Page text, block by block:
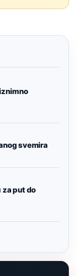
svemira
za put do